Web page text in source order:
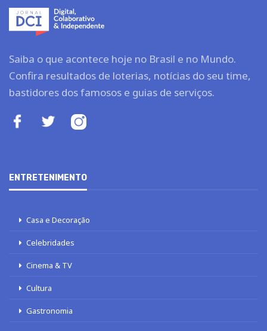
Saiba o que acontece hoje no Brasil e no Mundo.
Confira resultados de loterias, notícias do seu time,
bastidores dos famosos e guias de serviços.
ENTRETENIMENTO
Casa e Decoração
Celebridades
Cinema & TV
Cultura
Gastronomia